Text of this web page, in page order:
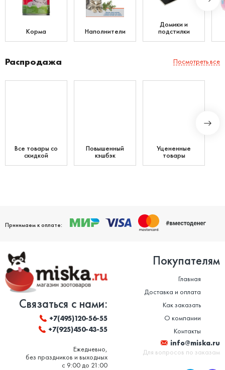
Корма Наполнители
Домики и
подстилки
Распродажа Посмотреть все
Все товары со
скидкой
Повышенный
кэшбэк
Уцененные
товары
Принимаем к оплате:
Связаться с нами:
+7(495)120-56-55
+7(925)450-43-55
Ежедневно,
без праздников и выходных
с 9:00 до 21:00
Покупателям
Главная
Доставка и оплата
Как заказать
О компании
Контакты
info@miska.ru
Для вопросов по заказам